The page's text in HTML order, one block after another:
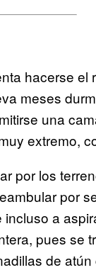
hacerse el
meses
una
extremo,
por los
por
a
pues se
de